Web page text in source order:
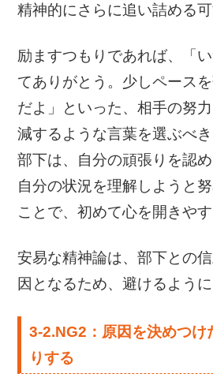
精神的にさらに追い詰める可
励ますつもりであれば、「
てありがとう。少しペース
だよ」といった、相手の努
減するような言葉を選ぶべき
部下は、自分の頑張りを認
自分の状況を理解しようと
ことで、初めて心を開きやす
安易な精神論は、部下との
因となるため、避けるように
3-2.NG2：原因を決めつけ
りする